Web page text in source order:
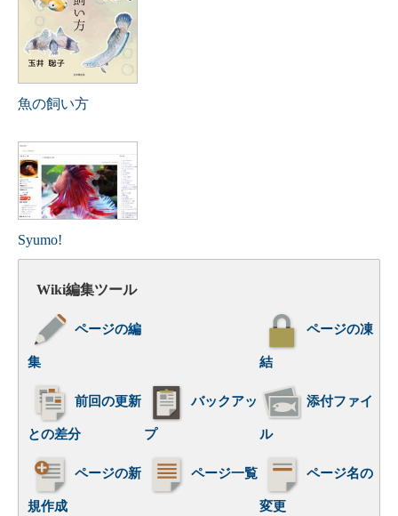
魚の飼い方
Syumo!
Wiki編集ツール
ページの編
集
ページの凍
結
前回の更新
との差分
バックアッ
プ
添付ファイ
ル
ページの新
規作成
ページ一覧 ページ名の
変更